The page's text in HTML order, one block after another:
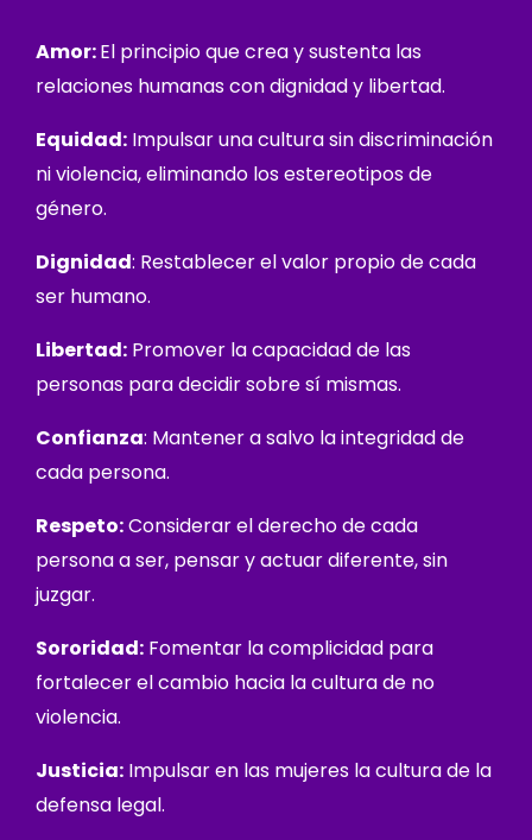
Amor:El principio que crea y sustenta las
relaciones humanas con dignidad y libertad.
Equidad: Impulsar una cultura sin discriminación
ni violencia, eliminando los estereotipos de
género.
Dignidad: Restablecer el valor propio de cada
ser humano.
Libertad: Promover la capacidad de las
personas para decidir sobre sí mismas.
Confianza: Mantener a salvo la integridad de
cada persona.
Respeto:Considerar el derecho de cada
persona a ser, pensar y actuar diferente, sin
juzgar.
Sororidad: Fomentar la complicidad para
fortalecer el cambio hacia la cultura de no
violencia.
Justicia: Impulsar en las mujeres la cultura de la
defensa legal.